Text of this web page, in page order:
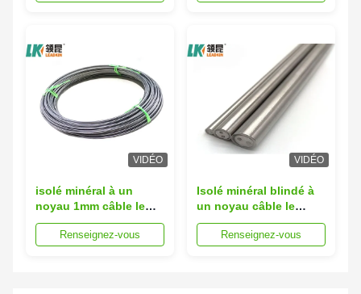
applications
industrielles
personnalisable
VIDÉO
isolé minéral à un
noyau 1mm câble le
type SS310 N d'Inconel
Renseignez-vous
VIDÉO
Isolé minéral blindé à
un noyau câble le
conducteur du Cu
SS316 de 1.5mm
Renseignez-vous